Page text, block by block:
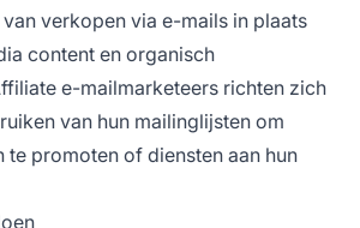
verkopen via e-mails in plaats
content en organisch
e-mailmarketeers richten zich
van hun mailinglijsten om
te promotenof diensten aan hun